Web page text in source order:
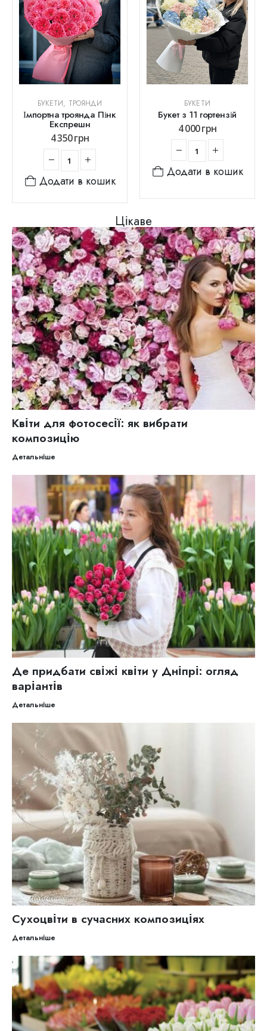
БУКЕТИ, ТРОЯНДИ
Імпортна троянда Пінк
Експрешн
4 350грн
Додати в кошик
БУКЕТИ
Букет з 11 гортензій
4 000грн
Додати в кошик
Цікаве
Квіти для фотосесії: як вибрати
композицію
Детальніше
Де придбати свіжі квіти у Дніпрі: огляд
варіантів
Детальніше
Сухоцвіти в сучасних композиціях
Детальніше